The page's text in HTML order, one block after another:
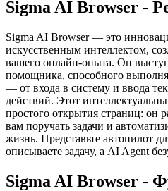
Sigma AI Browser -
Sigma AI Browser — это
искусственным интеллектом,
вашего онлайн-опыта. Он
помощника, способного
— от входа в систему и ввода
действий. Этот
простого открытия страниц: он
вам поручать задачи и
жизнь. Представьте автопилот
описываете задачу, а AI Agent
Sigma AI Browser -